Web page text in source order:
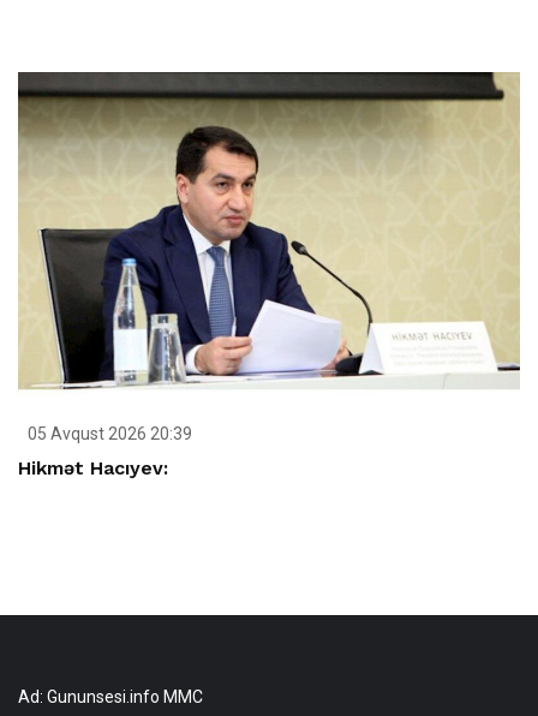
05 Avqust 2026 20:39
Hikmət Hacıyev:
Ad: Gununsesi.info MMC